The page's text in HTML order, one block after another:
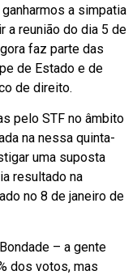
a simpatia
a reunião do dia 5 de
faz parte das
de Estado e de
de direito.
pelo STF no âmbito
na nessa quinta-
uma suposta
resultado na
no 8 de janeiro de
– a gente
dos votos, mas